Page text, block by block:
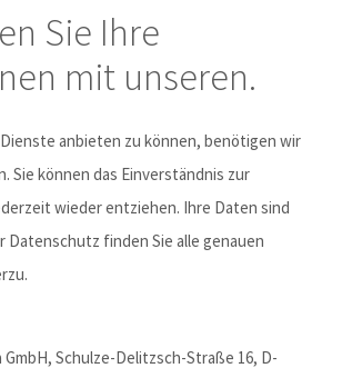
Sie Ihre
mit unseren.
anbieten zu können, benötigen wir
Sie können das Einverständnis zur
wieder entziehen. Ihre Daten sind
Datenschutz finden Sie alle genauen
GmbH, Schulze-Delitzsch-Straße 16, D-